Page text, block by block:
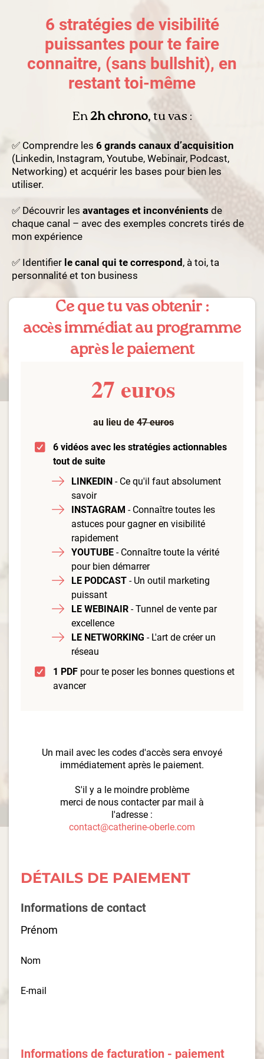
6 stratégies de visibilité
puissantes pour te faire
connaitre, (sans bullshit), en
restant toi-même
En2h chrono, tu vas :
✅ Comprendre les 6 grands canaux d’acquisition
(Linkedin, Instagram, Youtube, Webinair, Podcast,
Networking) et acquérir les bases pour bien les
utiliser.
✅ Découvrir les avantages et inconvénients de
chaque canal – avec des exemples concrets tirés de
mon expérience
✅ Identifier le canal qui te correspond , à toi, ta
personnalité et ton business
DÉTAILS DE PAIEMENT
Informations de contact
Prénom
Nom
E-mail
Informations de facturation - paiement
Ce que tu vas obtenir :
accès immédiat au programme
après le paiement
27 euros
au lieu de 47 euros
6 vidéos avec les stratégies actionnables
tout de suite
LINKEDIN- Ce qu'il faut absolument
savoir
INSTAGRAM- Connaître toutes les
astuces pour gagner en visibilité
rapidement
YOUTUBE- Connaître toute la vérité
pour bien démarrer
LE PODCAST- Un outil marketing
puissant
LE WEBINAIR - Tunnel de vente par
excellence
LE NETWORKING - L'art de créer un
réseau
1 PDF pour te poser les bonnes questions et
avancer
Un mail avec les codes d'accès sera envoyé
immédiatement après le paiement.
S'il y a le moindre problème
merci de nous contacter par mail à
l'adresse :
contact@catherine-oberle.com